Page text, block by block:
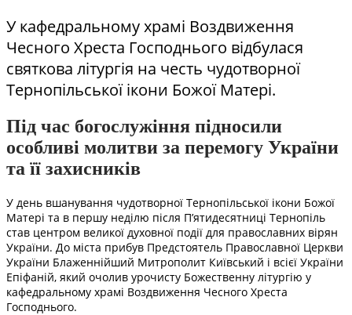
У кафедральному храмі Воздвиження
Чесного Хреста Господнього відбулася
святкова літургія на честь чудотворної
Тернопільської ікони Божої Матері.
Під час богослужіння підносили
особливі молитви за перемогу України
та її захисників
У день вшанування чудотворної Тернопільської ікони Божої
Матері та в першу неділю після П’ятидесятниці Тернопіль
став центром великої духовної події для православних вірян
України. До міста прибув Предстоятель Православної Церкви
України Блаженнійший Митрополит Київський і всієї України
Епіфаній, який очолив урочисту Божественну літургію у
кафедральному храмі Воздвиження Чесного Хреста
Господнього.